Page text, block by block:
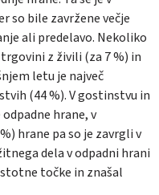
so bile zavržene večje
ali predelavo. Nekoliko
z živili (za 7 %) in
letu je največ
(44 %). V gostinstvu in
hrane, v
hrane pa so je zavrgli v
dela v odpadni hrani
točke in znašal